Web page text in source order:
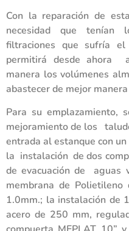
Con la reparación de
necesidad que
filtraciones que sufría
permitirá desde ahora
manera los volúmenes
abastecer de mejor
Para su emplazamiento,
mejoramiento de los
entrada al estanque con
la instalación de dos
de evacuación de aguas
membrana de
1.0mm.; la instalación de
acero de 250 mm,